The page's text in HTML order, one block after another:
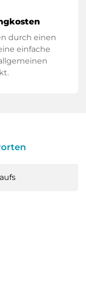
durch einen
einfache